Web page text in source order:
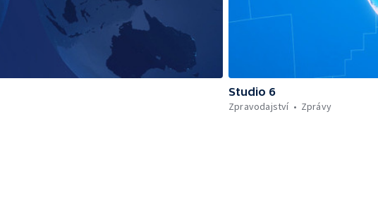
Studio 6
Zpravodajství
Zprávy